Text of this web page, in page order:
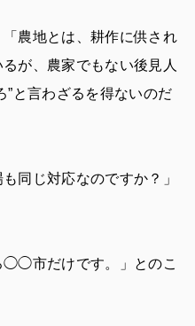
農地とは、耕作に供され
が、農家でもない後見人
”と言わざるを得ないのだ
同じ対応なのですか？」
◯◯市だけです。」とのこ